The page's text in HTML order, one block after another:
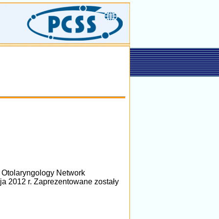
Network
2012 r. Zaprezentowane zostały